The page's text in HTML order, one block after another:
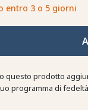
entro 3 o 5 giorni
questo prodotto
programma di